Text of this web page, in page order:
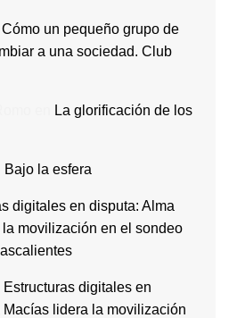
Cómo un pequeño grupo de
a una sociedad. Club
La glorificación de los
Bajo la esfera
digitales en disputa: Alma
movilización en el sondeo
Estructuras digitales en
lidera la movilización